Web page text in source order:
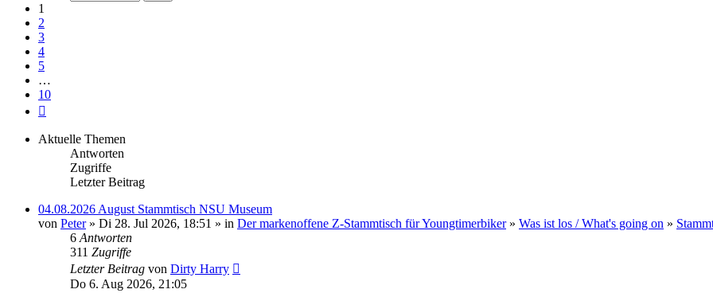
1
2
3
4
5
…
10
Aktuelle Themen
Antworten
Zugriffe
Letzter Beitrag
04.08.2026 August Stammtisch NSU Museum
von Peter» Di 28. Jul 2026, 18:51 » in Der markenoffene Z-Stammtisch für Youngtimerbiker» Was ist los / What's going on »
6 Antworten
311 Zugriffe
Letzter Beitrag von Dirty Harry
Do 6. Aug 2026, 21:05